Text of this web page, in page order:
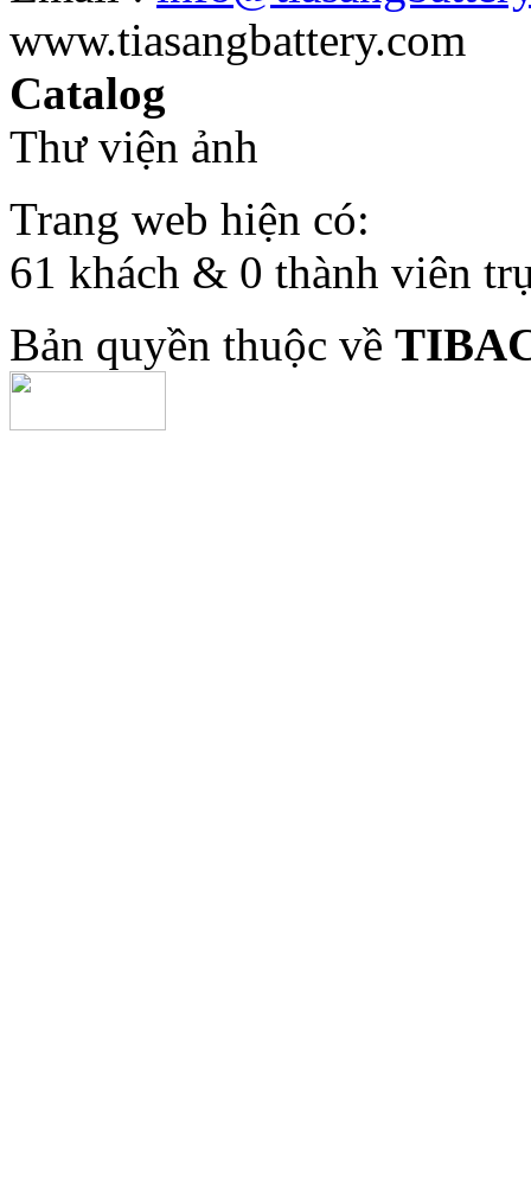
www.tiasangbattery.com
Catalog
Thư viện ảnh
Trang web hiện có:
61 khách & 0 thành viên
Bản quyền thuộc về